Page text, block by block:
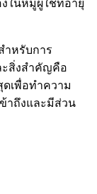
งในหมู่ผู้ใช้ที่อายุ
ำหรับการ
ะสิ่งสำคัญคือ
เพื่อทำความ
าถึงและมีส่วน